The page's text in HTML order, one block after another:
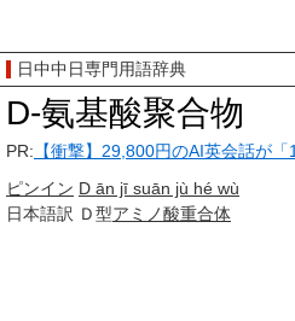
日中中日専門用語辞典
D-氨基酸聚合物
PR: 【衝撃】29,800円のAI英会話が
ピンイン D ān jī suān jù hé wù
日本語訳 Ｄ型アミノ酸重合体